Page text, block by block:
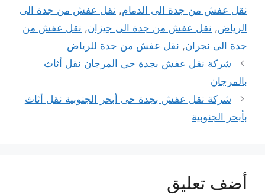
نقل عفش من جدة الى الدمام, نقل عفش من جدة الى
الرياض , نقل عفش من جدة الى جيزان, نقل عفش من
جدة الى نجران, نقل عفش من جدة للرياض
شركة نقل عفش بجدة حى المرجان نقل أثاث
بالمرجان
شركة نقل عفش بجدة حى أبحر الجنوبية نقل أثاث
بأبحر الجنوبية
أضف تعليق